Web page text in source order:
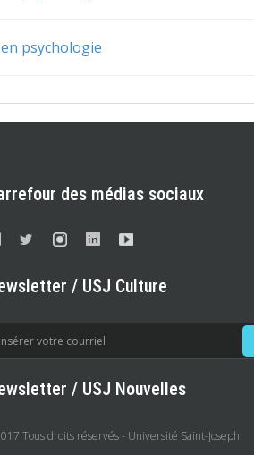
psychologie
des médias sociaux
/ USJ Culture
/ USJ Nouvelles
Tous droits réservés - Université Saint-Joseph